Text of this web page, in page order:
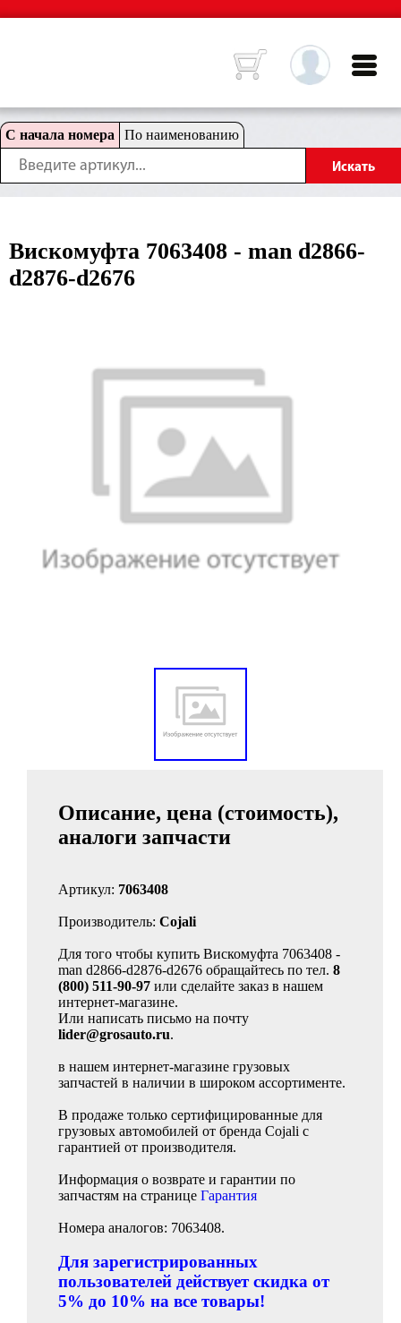
С начала номера По наименованию
Вискомуфта 7063408 - man d2866-
d2876-d2676
Описание, цена (стоимость),
аналоги запчасти
Артикул: 7063408
Производитель: Cojali
Для того чтобы купить Вискомуфта 7063408 -
man d2866-d2876-d2676 обращайтесь по тел. 8
(800) 511-90-97 или сделайте заказ в нашем
интернет-магазине.
Или написать письмо на почту
lider@grosauto.ru.
в нашем интернет-магазине грузовых
запчастей в наличии в широком ассортименте.
В продаже только сертифицированные для
грузовых автомобилей от бренда Cojali с
гарантией от производителя.
Информация о возврате и гарантии по
запчастям на странице Гарантия
Номера аналогов: 7063408.
Для зарегистрированных
пользователей действует скидка от
5% до 10% на все товары!